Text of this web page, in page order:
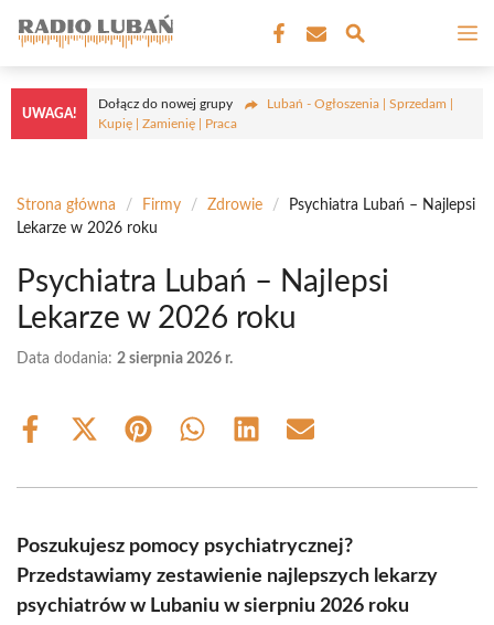
treści
UWAGA!
Dołącz do nowej grupy
Lubań - Ogłoszenia | Sprzedam |
Kupię | Zamienię | Praca
Strona główna / Firmy / Zdrowie /
Psychiatra Lubań – Najlepsi
Lekarze w 2026 roku
Psychiatra Lubań – Najlepsi
Lekarze w 2026 roku
Data dodania: 2 sierpnia 2026 r.
Share
Share
(Twitter)
Share Share Share Share
Poszukujesz pomocy psychiatrycznej?
Przedstawiamy zestawienie najlepszych lekarzy
psychiatrów w Lubaniu w sierpniu 2026 roku